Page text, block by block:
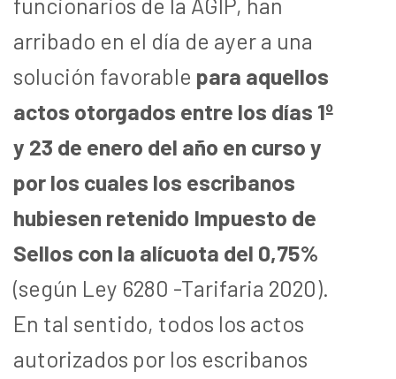
arribado en el día de ayer a una
solución favorable para aquellos
actos otorgados entre los días 1º
y 23 de enero del año en curso y
por los cuales los escribanos
hubiesen retenido Impuesto de
Sellos con la alícuota del 0,75%
(según Ley 6280 -Tarifaria 2020).
En tal sentido, todos los actos
autorizados por los escribanos